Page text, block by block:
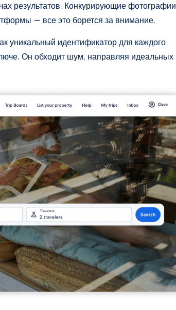
результатов. Конкурирующие фотографии
— все это борется за внимание.
уникальный идентификатор для каждого
Он обходит шум, направляя идеальных